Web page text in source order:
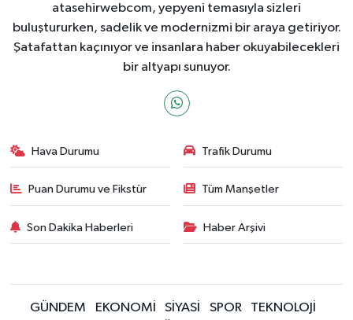
atasehirwebcom, yepyeni temasıyla sizleri
buluştururken, sadelik ve modernizmi bir araya getiriyor.
Şatafattan kaçınıyor ve insanlara haber okuyabilecekleri
bir altyapı sunuyor.
Hava Durumu Trafik Durumu
Puan Durumu ve Fikstür Tüm Manşetler
Son Dakika Haberleri Haber Arşivi
GÜNDEM EKONOMİ SİYASİ SPOR TEKNOLOJİ